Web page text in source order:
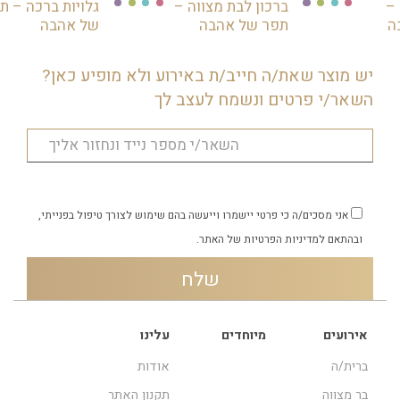
–
ברכון לבת מצווה –
תפר של אהבה
גלויות ברכה –
של אהבה
יש מוצר שאת/ה חייב/ת באירוע ולא מופיע כאן?
השאר/י פרטים ונשמח לעצב לך
אני מסכים/ה כי פרטי יישמרו וייעשה בהם שימוש לצורך טיפול בפנייתי,
ובהתאם למדיניות הפרטיות של האתר.
אירועים
ברית/ה
בר מצווה
מיוחדים
עלינו
אודות
תקנון האתר